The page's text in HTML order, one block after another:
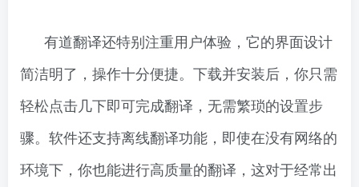
有道翻译还特别注重用户体验，它的界面设计
简洁明了，操作十分便捷。下载并安装后，你只需
轻松点击几下即可完成翻译，无需繁琐的设置步
骤。软件还支持离线翻译功能，即使在没有网络的
环境下，你也能进行高质量的翻译，这对于经常出